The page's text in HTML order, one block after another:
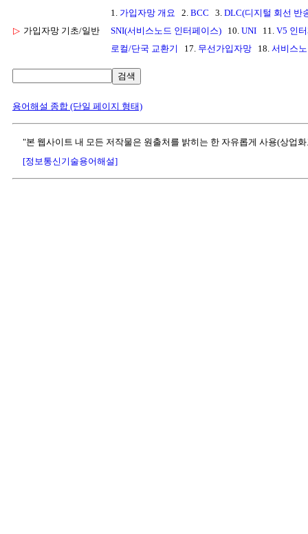
▷ 가입자망 기초/일반
1. 가입자망 개요 2. BCC 3. DLC(디지털 회선 반
SNI(서비스노드 인터페이스) 10. UNI 11. V5 인
로컬/단국 교환기
17. 무선가입자망 18. 서비스
검색
용어해설 종합 (단일 페이지 형태)
"본 웹사이트 내 모든 저작물은 원출처를 밝히는 한 자유롭게 사용(상업
[정보통신기술용어해설]